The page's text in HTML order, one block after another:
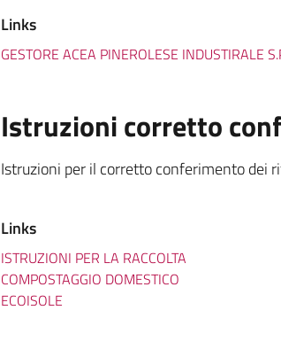
Links
GESTORE ACEA PINEROLESE INDUSTIRALE
Istruzioni corretto
Istruzioni per il corretto conferimento dei
Links
ISTRUZIONI PER LA RACCOLTA
COMPOSTAGGIO DOMESTICO
ECOISOLE